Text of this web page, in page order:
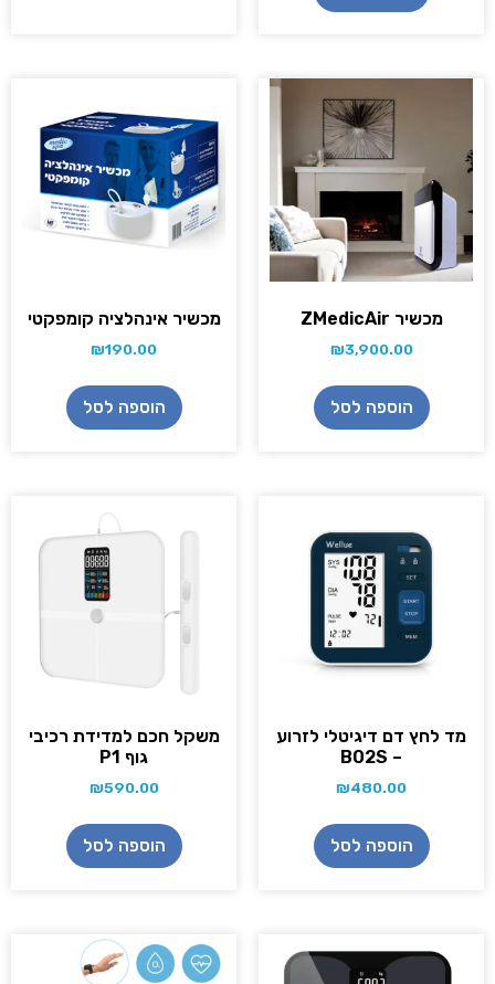
מכשיר ZMedicAir
₪3,900.00
הוספה לסל
מכשיר אינהלציה קומפקטי
₪190.00
הוספה לסל
מד לחץ דם דיגיטלי לזרוע
₪480.00
הוספה לסל
משקל חכם למדידת רכיבי
גוף P1
₪590.00
הוספה לסל